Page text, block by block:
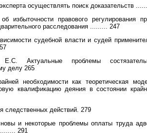
осуществлять поиск доказательств
избыточности правового регулирования
расследования ......... 247
судебной власти и судей
Актуальные проблемы
делу 265
необходимости как теоретическая
квалификацию деяния в состоянии
действий. 279
и некоторые проблемы оплаты труда
291